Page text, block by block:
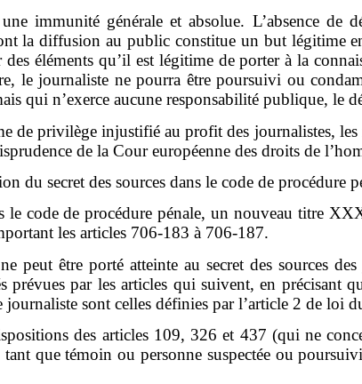
immunité générale et absolue. L’absence
la diffusion au public constitue un but légitime
éléments qu’il est légitime de porter à la
le journaliste ne pourra être poursuivi ou
qui n’exerce aucune responsabilité publique, le
de privilège injustifié au profit des journalistes,
de la Cour européenne des droits de
du secret des sources dans le code de procédure
le code de procédure pénale, un nouveau titre
les articles 706-183 à 706-187.
peut être porté atteinte au secret des sources
prévues par les articles qui suivent, en précisant
journaliste sont celles définies par l’article 2 de loi
des articles 109, 326 et 437 (qui ne
que témoin ou personne suspectée ou